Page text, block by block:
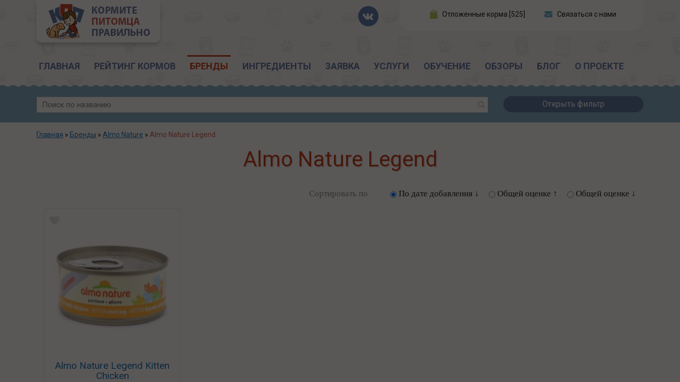
Отложенные корма [525] Связаться с нами
ГЛАВНАЯ РЕЙТИНГ КОРМОВ БРЕНДЫ ИНГРЕДИЕНТЫ ЗАЯВКА УСЛУГИ ОБУЧЕНИЕ ОБЗОРЫ БЛОГ О ПРОЕКТЕ
Открыть фильтр
Главная » Бренды » Almo Nature » Almo Nature Legend
Almo Nature Legend
Сортировать по По дате добавления ↓ Общей оценке ↑ Общей оценке ↓
Almo Nature Legend Kitten
Chicken